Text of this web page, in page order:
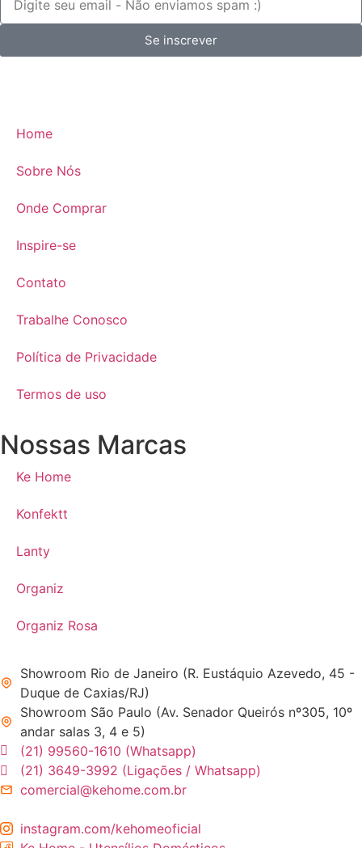
Se inscrever
Home
Sobre Nós
Onde Comprar
Inspire-se
Contato
Trabalhe Conosco
Política de Privacidade
Termos de uso
Nossas Marcas
Ke Home
Konfektt
Lanty
Organiz
Organiz Rosa
Showroom Rio de Janeiro (R. Eustáquio Azevedo, 45 -
Duque de Caxias/RJ)
Showroom São Paulo (Av. Senador Queirós nº305, 10º
andar salas 3, 4 e 5)
(21) 99560-1610 (Whatsapp)
(21) 3649-3992 (Ligações / Whatsapp)
comercial@kehome.com.br
instagram.com/kehomeoficial